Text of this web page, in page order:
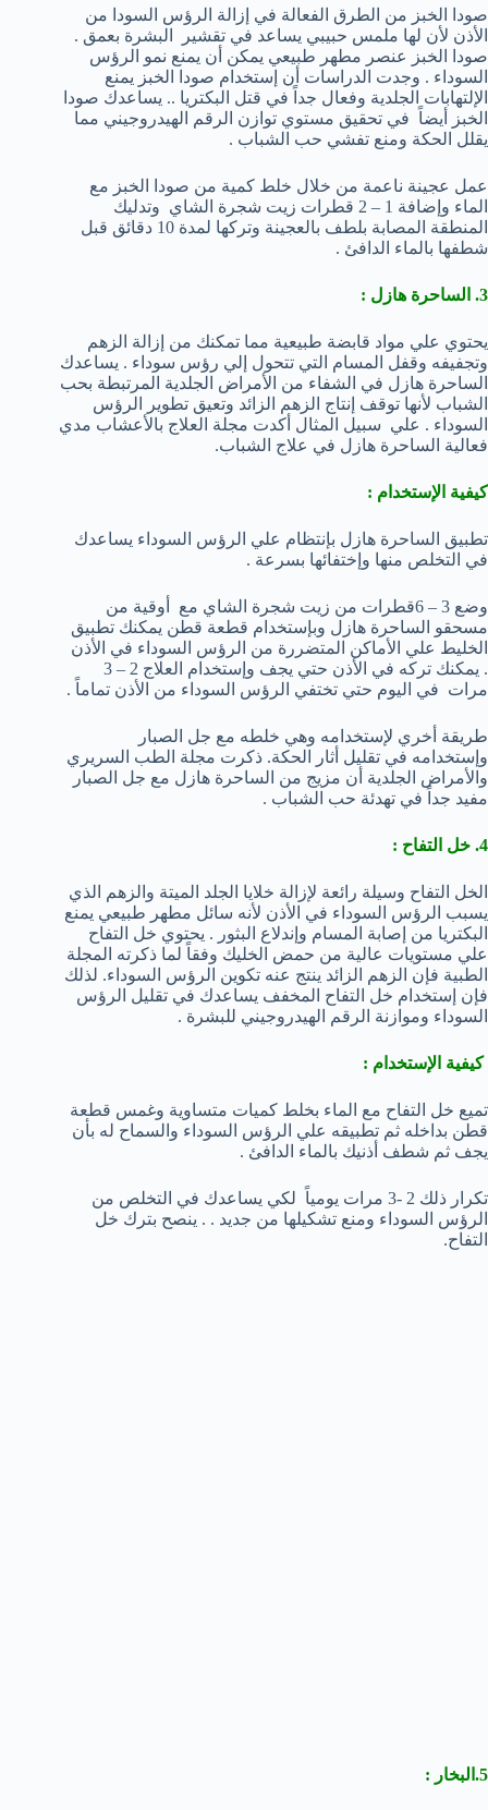
صودا الخبز من الطرق الفعالة في إزالة الرؤس السودا من
الأذن لأن لها ملمس حبيبي يساعد في تقشير البشرة بعمق .
صودا الخبز عنصر مطهر طبيعي يمكن أن يمنع نمو الرؤس
السوداء . وجدت الدراسات أن إستخدام صودا الخبز يمنع
الإلتهابات الجلدية وفعال جداً في قتل البكتريا .. يساعدك صودا
الخبز أيضاً في تحقيق مستوي توازن الرقم الهيدروجيني مما
يقلل الحكة ومنع تفشي حب الشباب .
عمل عجينة ناعمة من خلال خلط كمية من صودا الخبز مع
الماء وإضافة 1 – 2 قطرات زيت شجرة الشاي وتدليك
المنطقة المصابة بلطف بالعجينة وتركها لمدة 10 دقائق قبل
شطفها بالماء الدافئ .
3. الساحرة هازل :
يحتوي علي مواد قابضة طبيعية مما تمكنك من إزالة الزهم
وتجفيفه وقفل المسام التي تتحول إلي رؤس سوداء . يساعدك
الساحرة هازل في الشفاء من الأمراض الجلدية المرتبطة بحب
الشباب لأنها توقف إنتاج الزهم الزائد وتعيق تطوير الرؤس
السوداء . علي سبيل المثال أكدت مجلة العلاج بالأعشاب مدي
فعالية الساحرة هازل في علاج الشباب.
كيفية الإستخدام :
تطبيق الساحرة هازل بإنتظام علي الرؤس السوداء يساعدك
في التخلص منها وإختفائها بسرعة .
وضع 3 – 6قطرات من زيت شجرة الشاي مع أوقية من
مسحقو الساحرة هازل وبإستخدام قطعة قطن يمكنك تطبيق
الخليط علي الأماكن المتضررة من الرؤس السوداء في الأذن
. يمكنك تركه في الأذن حتي يجف وإستخدام العلاج 2 – 3
مرات في اليوم حتي تختفي الرؤس السوداء من الأذن تماماً .
طريقة أخري لإستخدامه وهي خلطه مع جل الصبار
وإستخدامه في تقليل أثار الحكة. ذكرت مجلة الطب السريري
والأمراض الجلدية أن مزيج من الساحرة هازل مع جل الصبار
مفيد جداً في تهدئة حب الشباب .
4. خل التفاح :
الخل التفاح وسيلة رائعة لإزالة خلايا الجلد الميتة والزهم الذي
يسبب الرؤس السوداء في الأذن لأنه سائل مطهر طبيعي يمنع
البكتريا من إصابة المسام وإندلاع البثور . يحتوي خل التفاح
علي مستويات عالية من حمض الخليك وفقاً لما ذكرته المجلة
الطبية فإن الزهم الزائد ينتج عنه تكوين الرؤس السوداء. لذلك
فإن إستخدام خل التفاح المخفف يساعدك في تقليل الرؤس
السوداء وموازنة الرقم الهيدروجيني للبشرة .
كيفية الإستخدام :
تميع خل التفاح مع الماء بخلط كميات متساوية وغمس قطعة
قطن بداخله ثم تطبيقه علي الرؤس السوداء والسماح له بأن
يجف ثم شطف أذنيك بالماء الدافئ .
تكرار ذلك 2 -3 مرات يومياً لكي يساعدك في التخلص من
الرؤس السوداء ومنع تشكيلها من جديد . . ينصح بترك خل
التفاح.
5.البخار :